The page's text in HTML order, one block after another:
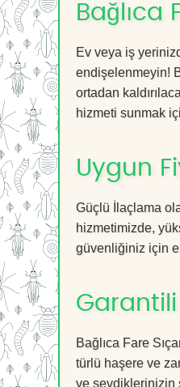
Bağlıca
Ev veya iş
endişelenmeyin!
ortadan
hizmeti sunmak
Uygun
Güçlü İlaçlama
hizmetimizde,
güvenliğiniz için
Bağlıca Fare
türlü haşere ve
ve sevdiklerinizin